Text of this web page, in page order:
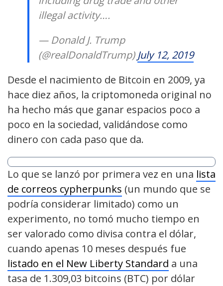
illegal activity….
— Donald J. Trump
(@realDonaldTrump) July 12, 2019
Desde el nacimiento de Bitcoin en 2009, ya
hace diez años, la criptomoneda original no
ha hecho más que ganar espacios poco a
poco en la sociedad, validándose como
dinero con cada paso que da.
Lo que se lanzó por primera vez en una lista
de correos cypherpunks (un mundo que se
podría considerar limitado) como un
experimento, no tomó mucho tiempo en
ser valorado como divisa contra el dólar,
cuando apenas 10 meses después fue
listado en el New Liberty Standard a una
tasa de 1.309,03 bitcoins (BTC) por dólar